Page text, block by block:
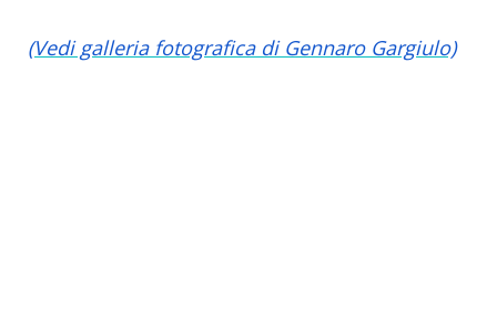
(Vedi galleria fotografica di Gennaro Gargiulo)